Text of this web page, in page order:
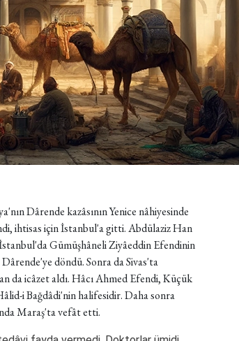
Dârende kazâsının Yenice nâhiyesinde
ihtisas için İstanbul'a gitti. Abdülaziz Han
Gümüşhâneli Ziyâeddin Efendinin
döndü. Sonra da Sivas'ta
da icâzet aldı. Hâcı Ahmed Efendi, Küçük
i Bağdâdi'nin halifesidir. Daha sonra
Maraş'ta vefât etti.